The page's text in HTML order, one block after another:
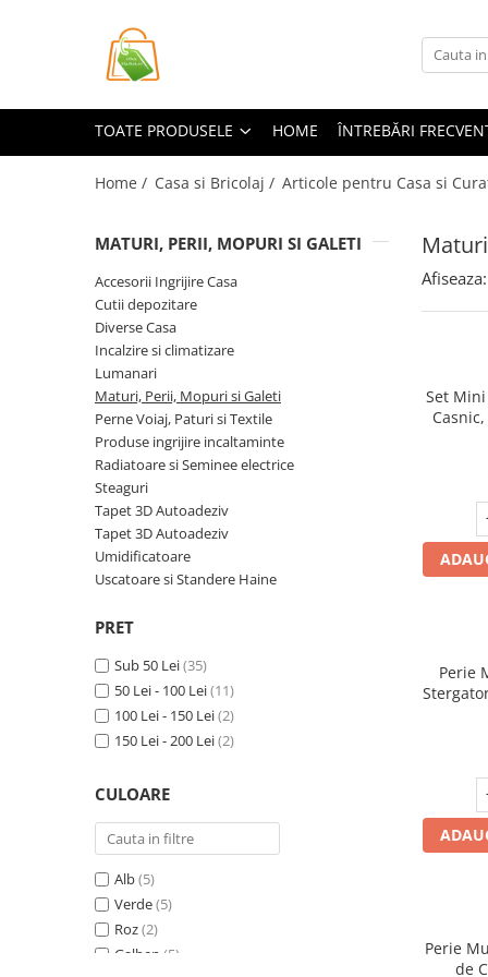
Toate Produsele
Articole pentru Animale
Articole pentru Bucatarie
Accesorii Bucătărie
Dozatoare Condimente
Forme cuburi de gheata
Genti Termoizolante Mancare
Organizatoare si Depozitare
Organizatoare si Depozitare
Pahare, Sticle si Cani
Ustensile pentru Bucătărie
Ustensile pentru Bucătărie
Veselă pentru Masă
Cutii depozitare
Diverse Casa
Incalzire si climatizare
Maturi, Perii, Mopuri si Galeti
Produse ingrijire incaltaminte
Radiatoare si Seminee electrice
Tapet 3D Autoadeziv
Umidificatoare
TOATE PRODUSELE HOME ÎNTREBĂRI
Home / Casa si Bricolaj / Articole pentru Casa si
MATURI, PERII, MOPURI SI GALETI
Accesorii Ingrijire Casa
Cutii depozitare
Diverse Casa
Incalzire si climatizare
Lumanari
Maturi, Perii, Mopuri si Galeti
Perne Voiaj, Paturi si Textile
Produse ingrijire incaltaminte
Radiatoare si Seminee electrice
Steaguri
Tapet 3D Autoadeziv
Tapet 3D Autoadeziv
Umidificatoare
Uscatoare si Standere Haine
PRET
Sub 50 Lei(35)
50 Lei - 100 Lei(11)
100 Lei - 150 Lei(2)
150 Lei - 200 Lei(2)
CULOARE
Alb(5)
Verde(5)
Roz(2)
Galben (5)
Afiseaza:
Set
Perie
Perie
de